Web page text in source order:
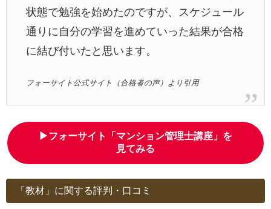
状態で勉強を始めたのですが、スケジュール
通りに自分の学習を進めていった結果が合格
に結び付いたと思います。
フォーサイト公式サイト（合格者の声）より引用
▶フォーサイト「マンション管理士講座」を
見てみる
「教材」に関する評判・口コミ